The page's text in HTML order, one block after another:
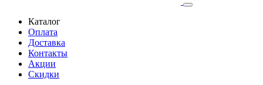
Каталог
Оплата
Доставка
Контакты
Акции
Скидки